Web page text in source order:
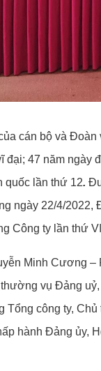
cán bộ và
47 năm ngày
quốc lần thứ 12.
ngày 22/4/
Công ty lần thứ
Minh Cương
vụ Đảng
Tổng công ty,
hành Đảng ủy,